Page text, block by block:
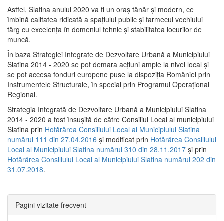
Astfel, Slatina anului 2020 va fi un oraş tânăr şi modern, ce
îmbină calitatea ridicată a spaţiului public şi farmecul vechiului
târg cu excelenţa în domeniul tehnic şi stabilitatea locurilor de
muncă.
În baza Strategiei Integrate de Dezvoltare Urbană a Municipiului
Slatina 2014 - 2020 se pot demara acţiuni ample la nivel local şi
se pot accesa fonduri europene puse la dispoziţia României prin
Instrumentele Structurale, în special prin Programul Operațional
Regional.
Strategia Integrată de Dezvoltare Urbană a Municipiului Slatina
2014 - 2020 a fost însuşită de către Consiliul Local al municipiului
Slatina prin Hotărârea Consiliului Local al Municipiului Slatina
numărul 111 din 27.04.2016 și modificat prin Hotărârea Consiliului
Local al Municipiului Slatina numărul 310 din 28.11.2017 și prin
Hotărârea Consiliului Local al Municipiului Slatina numărul 202 din
31.07.2018.
Pagini vizitate frecvent